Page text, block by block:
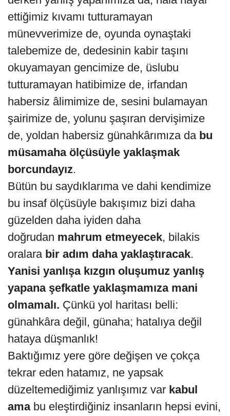
ettiğimiz kıvamı tutturamayan
münevverimize de, oyunda oynaştaki
talebemize de, dedesinin kabir taşını
okuyamayan gencimize de, üslubu
tutturamayan hatibimize de, irfandan
habersiz âlimimize de, sesini bulamayan
şairimize de, yolunu şaşıran dervişimize
de, yoldan habersiz günahkârımıza da bu
müsamaha ölçüsüyle yaklaşmak
borcundayız.
Bütün bu saydıklarıma ve dahi kendimize
bu insaf ölçüsüyle bakışımız bizi daha
güzelden daha iyiden daha
doğrudan mahrum etmeyecek, bilakis
oralara bir adım daha yaklaştıracak.
Yanisi yanlışa kızgın oluşumuz yanlış
yapana şefkatle yaklaşmamıza mani
olmamalı. Çünkü yol haritası belli:
günahkâra değil, günaha; hatalıya değil
hataya düşmanlık!
Baktığımız yere göre değişen ve çokça
tekrar eden hatamız, ne yapsak
düzeltemediğimiz yanlışımız var kabul
amabu eleştirdiğiniz insanların hepsi evini,